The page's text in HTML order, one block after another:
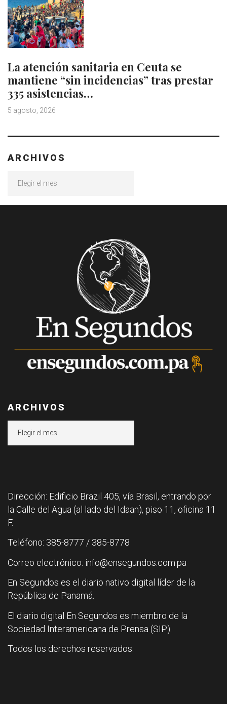
La atención sanitaria en Ceuta se
mantiene “sin incidencias” tras prestar
335 asistencias…
5 agosto, 2026
ARCHIVOS
ARCHIVOS
Dirección: Edificio Brazil 405, vía Brasil, entrando por
la Calle del Agua (al lado del Idaan), piso 11, oficina 11
F.
Teléfono: 385-8777 / 385-8778
Correo electrónico: info@ensegundos.com.pa
En Segundos es el diario nativo digital líder de la
República de Panamá.
El diario digital En Segundos es miembro de la
Sociedad Interamericana de Prensa (SIP).
Todos los derechos reservados.